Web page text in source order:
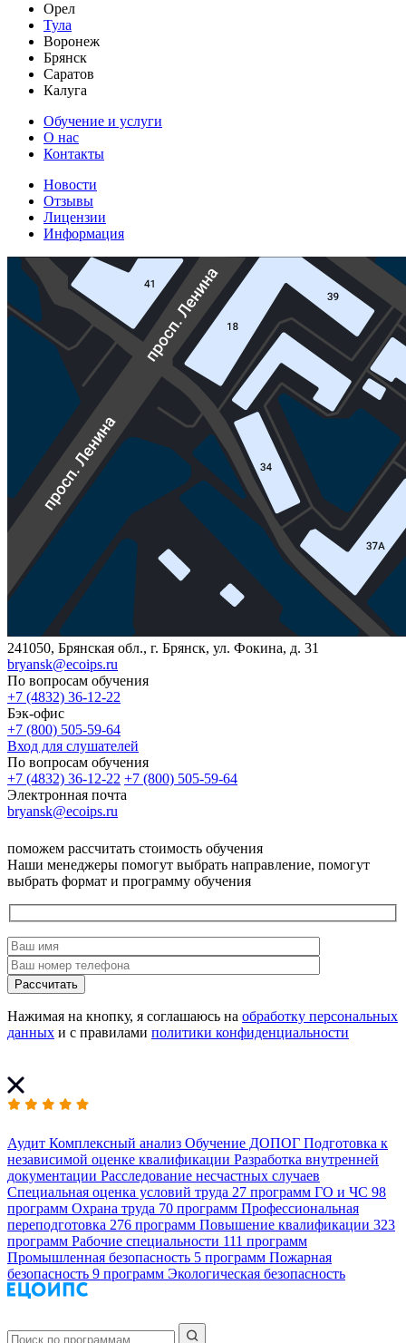
Орел
Тула
Воронеж
Брянск
Саратов
Калуга
Обучение и услуги
О нас
Контакты
Новости
Отзывы
Лицензии
Информация
241050, Брянская обл., г. Брянск, ул. Фокина, д. 31
bryansk@ecoips.ru
По вопросам обучения
+7 (4832) 36-12-22
Бэк-офис
+7 (800) 505-59-64
Вход для слушателей
По вопросам обучения
+7 (4832) 36-12-22 +7 (800) 505-59-64
Электронная почта
bryansk@ecoips.ru
поможем рассчитать стоимость обучения
Наши менеджеры помогут выбрать направление, помогут
выбрать формат и программу обучения
Рассчитать
Нажимая на кнопку, я соглашаюсь на обработку персональных
данных и с правилами политики конфиденциальности
Аудит Комплексный анализ Обучение ДОПОГ Подготовка к
независимой оценке квалификации Разработка внутренней
документации Расследование несчастных случаев
Специальная оценка условий труда 27 программ ГО и ЧС 98
программ Охрана труда 70 программ Профессиональная
переподготовка 276 программ Повышение квалификации 323
программ Рабочие специальности 111 программ
Промышленная безопасность 5 программ Пожарная
безопасность 9 программ Экологическая безопасность